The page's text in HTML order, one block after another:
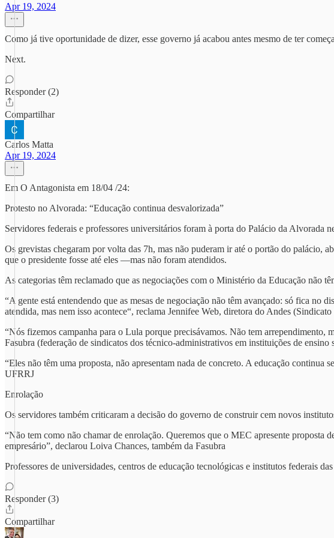
Apr 19, 2024
Como já tive oportunidade de dizer, esse governo já acabou antes mesmo de ter
Next.
Responder (2)
Compartilhar
Carlos Matta
Apr 19, 2024
Em O Antagonista em 18/04 /24:
Protesto no Alvorada: “Educação continua desvalorizada”
Servidores federais e professores universitários foram à porta do Palácio da Alvorada
Os grevistas chegaram por volta das 7h, mas não puderam ir até o portão do palácio,
que o presidente fosse até eles —mas não foram atendidos.
As categorias têm reclamado que as negociações com o Ministério da Educação não
“A gente está entendendo que as mesas de negociação não têm avançado: só fica no
atendida, mas nem isso acontece“, reclama Jennifee Web, diretora do Andes
“Nós fizemos campanha para o Lula porque precisávamos. Não tem
Fasubra (federação de sindicatos dos técnico-administrativos em instituições de ensino
“Eles não têm uma proposta, não apresentam nada de concreto. A educação continua
UFRRJ
Enrolação
Os servidores também criticaram a decisão do governo de construir cem novos
“Não tem como não chamar de enrolação. Queremos que o MEC apresente proposta
empresário”, declarou Loiva Chances, também da Fasubra
Professores de universidades, centros de educação tecnológicas e institutos federais
Responder (3)
Compartilhar